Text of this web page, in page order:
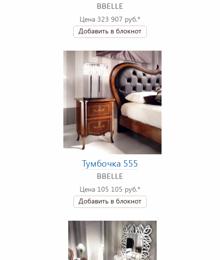
BBELLE
Цена 323 907 руб.*
Добавить в блокнот
Тумбочка 555
BBELLE
Цена 105 105 руб.*
Добавить в блокнот